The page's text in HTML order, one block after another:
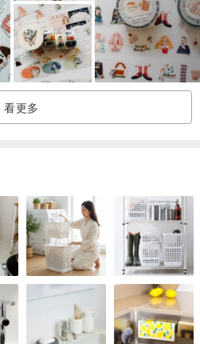
看更多